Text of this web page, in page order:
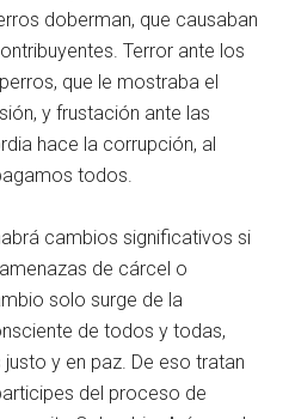
doberman, que causaban
Terror ante los
que le mostraba el
y frustación ante las
hace la corrupción, al
todos.
cambios significativos si
de cárcel o
solo surge de la
de todos y todas,
y en paz. De eso tratan
del proceso de